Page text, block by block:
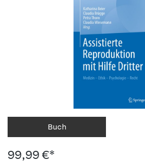
Buch
99,99 €*